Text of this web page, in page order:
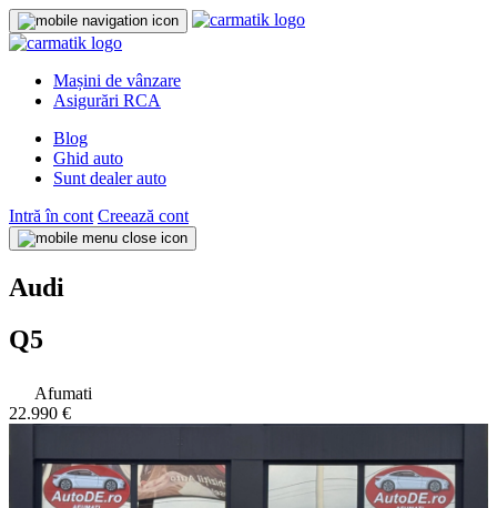
Mașini de vânzare
Asigurări RCA
Blog
Ghid auto
Sunt dealer auto
Intră în cont Creează cont
Audi
Q5
Afumati
22.990 €